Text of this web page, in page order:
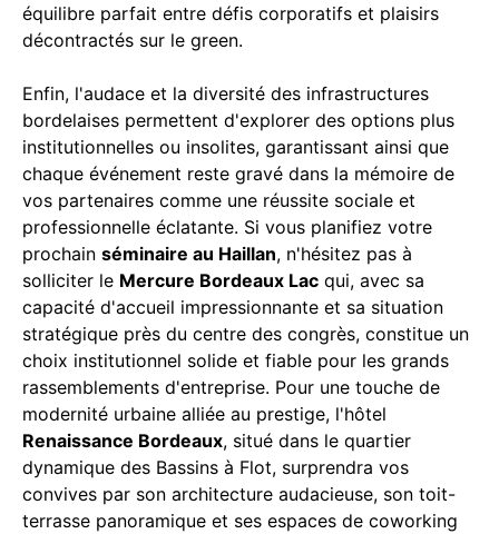
équilibre parfait entre défis corporatifs et plaisirs
décontractés sur le green.
Enfin, l'audace et la diversité des infrastructures
bordelaises permettent d'explorer des options plus
institutionnelles ou insolites, garantissant ainsi que
chaque événement reste gravé dans la mémoire de
vos partenaires comme une réussite sociale et
professionnelle éclatante. Si vous planifiez votre
prochain séminaire au Haillan, n'hésitez pas à
solliciter le Mercure Bordeaux Lac qui, avec sa
capacité d'accueil impressionnante et sa situation
stratégique près du centre des congrès, constitue un
choix institutionnel solide et fiable pour les grands
rassemblements d'entreprise. Pour une touche de
modernité urbaine alliée au prestige, l'hôtel
Renaissance Bordeaux, situé dans le quartier
dynamique des Bassins à Flot, surprendra vos
convives par son architecture audacieuse, son toit-
terrasse panoramique et ses espaces de coworking